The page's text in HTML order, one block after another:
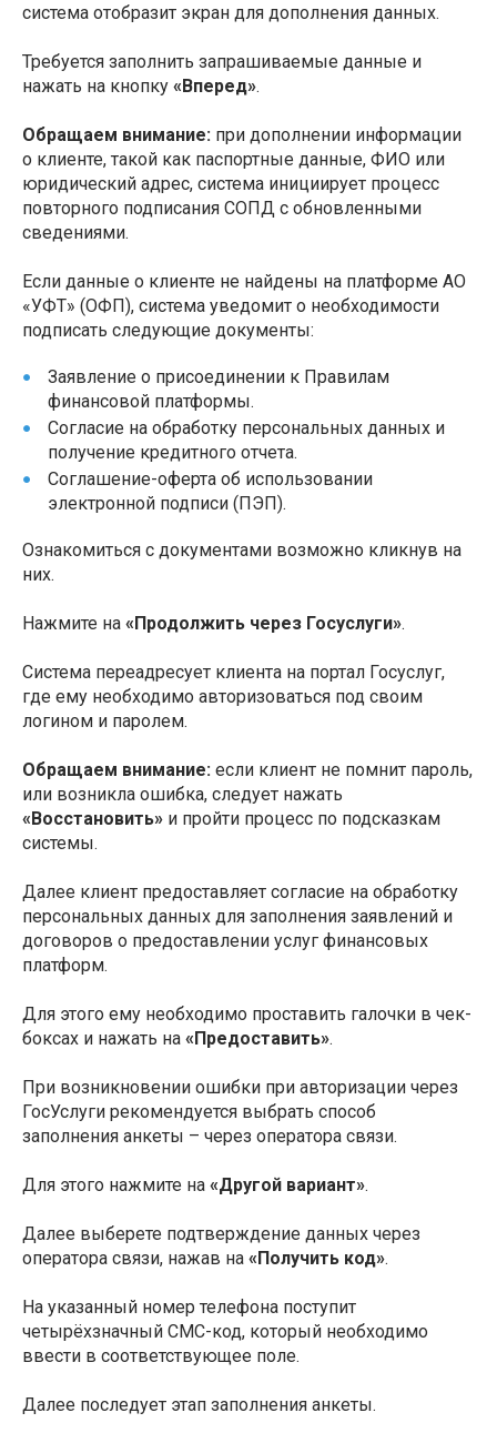
система отобразит экран для дополнения данных.
Требуется заполнить запрашиваемые данные и
нажать на кнопку «Вперед».
Обращаем внимание: при дополнении информации
о клиенте, такой как паспортные данные, ФИО или
юридический адрес, система инициирует процесс
повторного подписания СОПД с обновленными
сведениями.
Если данные о клиенте не найдены на платформе АО
«УФТ» (ОФП), система уведомит о необходимости
подписать следующие документы:
Заявление о присоединении к Правилам
финансовой платформы.
Согласие на обработку персональных данных и
получение кредитного отчета.
Соглашение-оферта об использовании
электронной подписи (ПЭП).
Ознакомиться с документами возможно кликнув на
них.
Нажмите на «Продолжить через Госуслуги».
Система переадресует клиента на портал Госуслуг,
где ему необходимо авторизоваться под своим
логином и паролем.
Обращаем внимание: если клиент не помнит пароль,
или возникла ошибка, следует нажать
«Восстановить» и пройти процесс по подсказкам
системы.
Далее клиент предоставляет согласие на обработку
персональных данных для заполнения заявлений и
договоров о предоставлении услуг финансовых
платформ.
Для этого ему необходимо проставить галочки в чек-
боксах и нажать на «Предоставить».
При возникновении ошибки при авторизации через
ГосУслуги рекомендуется выбрать способ
заполнения анкеты – через оператора связи.
Для этого нажмите на «Другой вариант».
Далее выберете подтверждение данных через
оператора связи, нажав на «Получить код».
На указанный номер телефона поступит
четырёхзначный СМС-код, который необходимо
ввести в соответствующее поле.
Далее последует этап заполнения анкеты.